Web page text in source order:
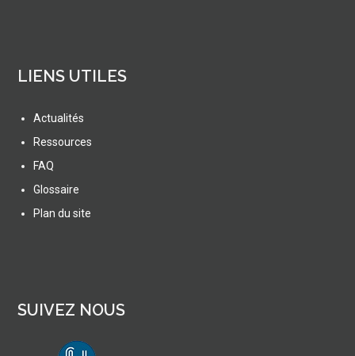
LIENS UTILES
Actualités
Ressources
FAQ
Glossaire
Plan du site
SUIVEZ NOUS